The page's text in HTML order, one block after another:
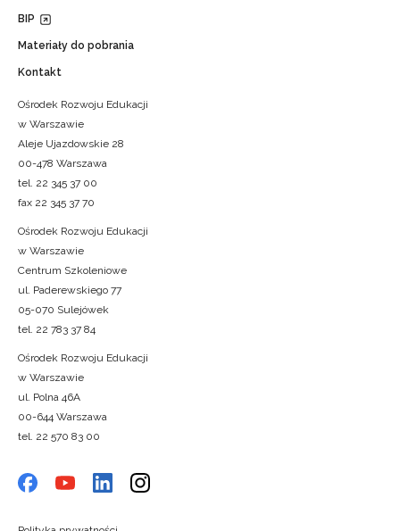
BIP
Materiały do pobrania
Kontakt
Ośrodek Rozwoju Edukacji
w Warszawie
Aleje Ujazdowskie 28
00-478 Warszawa
tel. 22 345 37 00
fax 22 345 37 70
Ośrodek Rozwoju Edukacji
w Warszawie
Centrum Szkoleniowe
ul. Paderewskiego 77
05-070 Sulejówek
tel. 22 783 37 84
Ośrodek Rozwoju Edukacji
w Warszawie
ul. Polna 46A
00-644 Warszawa
tel. 22 570 83 00